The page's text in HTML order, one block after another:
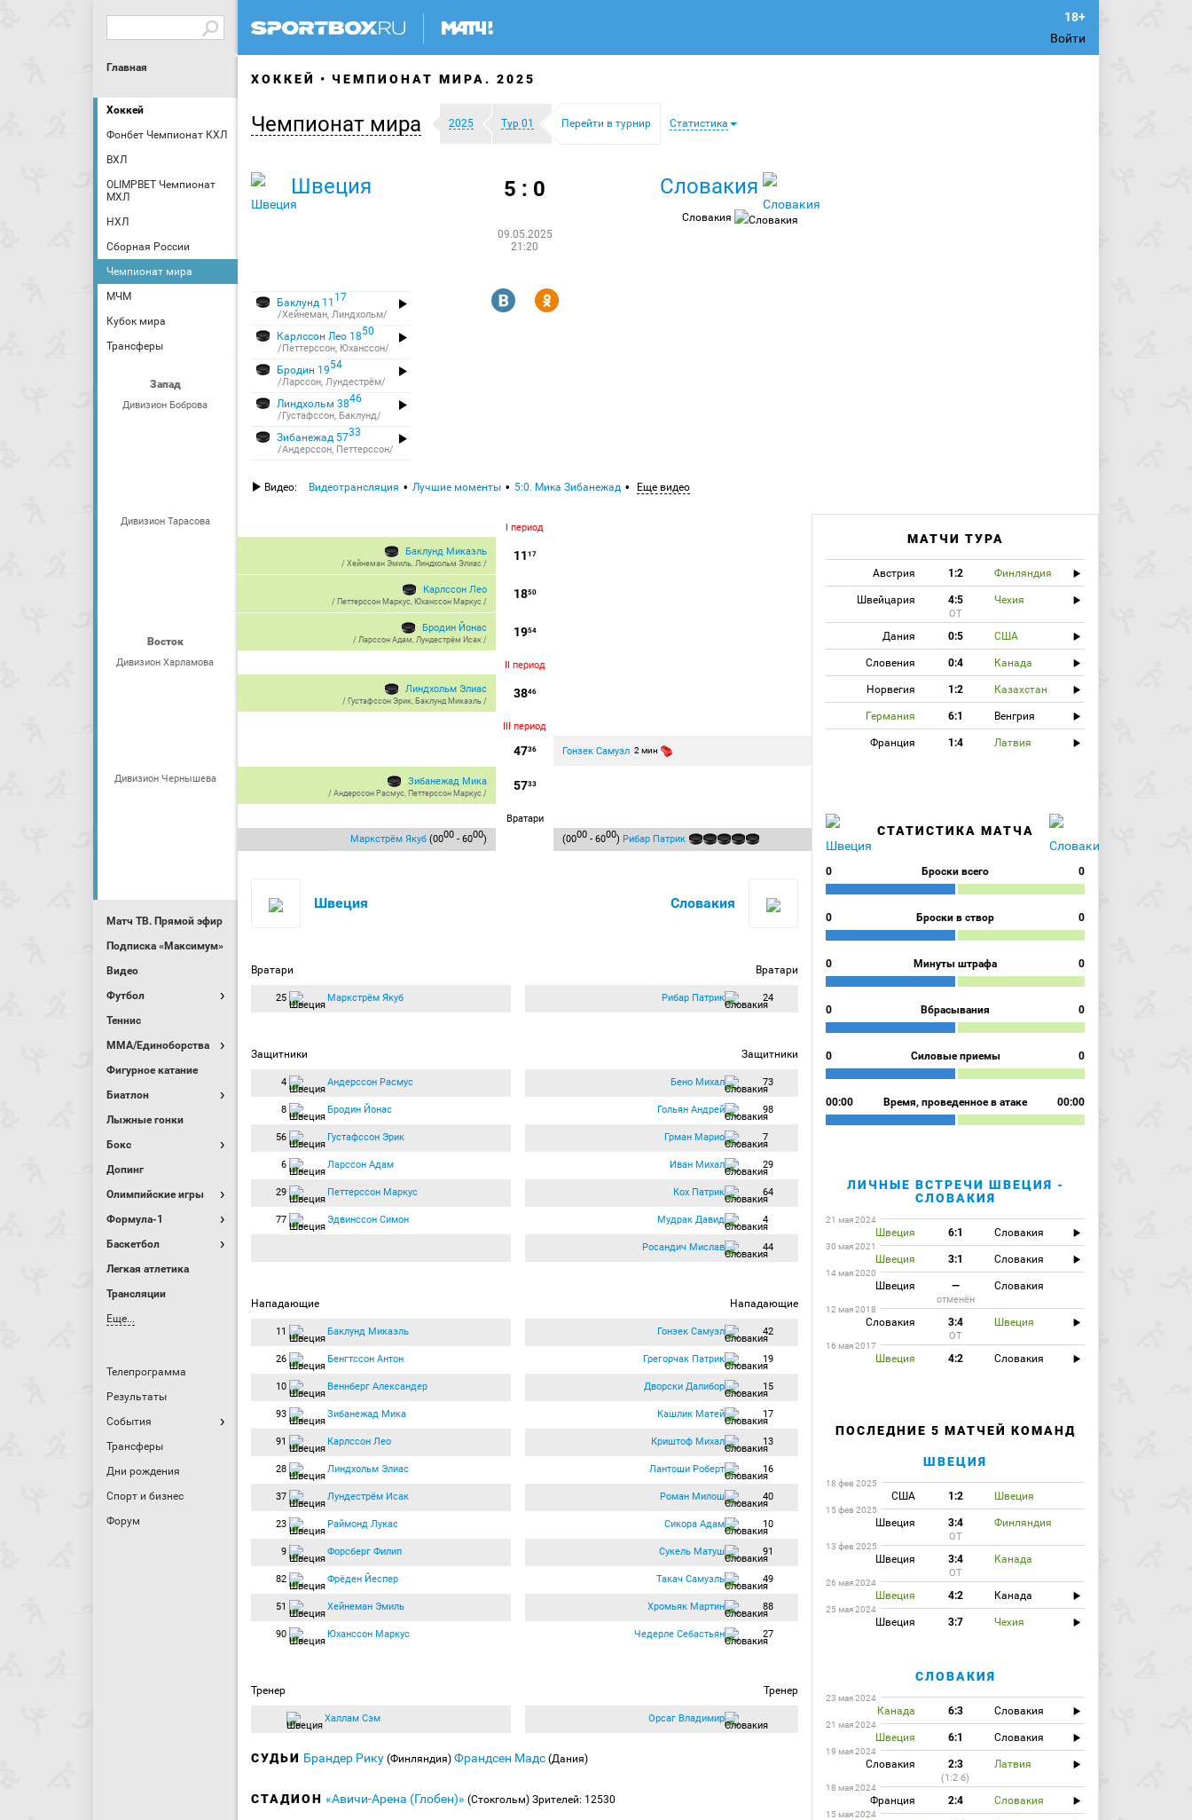
Войти
Главная
Хоккей
Фонбет Чемпионат КХЛ
ВХЛ
OLIMPBET Чемпионат
МХЛ
НХЛ
Сборная России
Чемпионат мира
МЧМ
Кубок мира
Трансферы
Запад
Дивизион Боброва
Дивизион Тарасова
Восток
Дивизион Харламова
Дивизион Чернышева
Матч ТВ. Прямой эфир
Подписка «Максимум»
Видео
Футбол
Теннис
MMA/Единоборства
Фигурное катание
Биатлон
Лыжные гонки
Бокс
Допинг
Олимпийские игры
Формула-1
Баскетбол
Легкая атлетика
Трансляции
Еще...
Телепрограмма
Результаты
События
Трансферы
Дни рождения
Спорт и бизнес
Форум
ХОККЕЙ ЧЕМПИОНАТ МИРА. 2025
Чемпионат мира 2025 Тур 01 Перейти в турнир Статистика
Швеция 5 : 0
09.05.2025
21:20
Словакия
Словакия
Баклунд 11 17
/Хейнеман, Линдхольм/
Карлссон Лео 1850
/Петтерссон, Юханссон/
Бродин 1954
/Ларссон, Лундестрём/
Линдхольм 3846
/Густафссон, Баклунд/
Зибанежад 5733
/Андерссон, Петтерссон/
R Y
Видео: Видеотрансляция Лучшие моменты 5:0. Мика Зибанежад Еще видео
I период
11 17
Баклунд Микаэль
/Хейнеман Эмиль,Линдхольм Элиас /
1850
Карлссон Лео
/ Петтерссон Маркус, Юханссон Маркус /
1954
Бродин Йонас
/Ларссон Адам,Лундестрём Исак /
II период
3846
Линдхольм Элиас
/ Густафссон Эрик, Баклунд Микаэль /
III период
4736 Гонзек Самуэл 2 мин
5733
Зибанежад Мика
/Андерссон Расмус, Петтерссон Маркус /
Вратари
Маркстрём Якуб (0000 - 6000) (0000 - 6000) Рибар Патрик
Швеция
Вратари
25 Маркстрём Якуб
Защитники
4 Андерссон Расмус
8 Бродин Йонас
56 Густафссон Эрик
6 Ларссон Адам
29 Петтерссон Маркус
77 Эдвинссон Симон
Нападающие
11 Баклунд Микаэль
26 Бенгтссон Антон
10 Веннберг Александер
93 Зибанежад Мика
91 Карлссон Лео
28 Линдхольм Элиас
37 Лундестрём Исак
23 Раймонд Лукас
9 Форсберг Филип
82 Фрёден Йеспер
51 Хейнеман Эмиль
90 Юханссон Маркус
Тренер
Халлам Сэм
Словакия
Вратари
Рибар Патрик 24
Защитники
Бено Михал 73
Гольян Андрей 98
Грман Марио 7
Иван Михал 29
Кох Патрик 64
Мудрак Давид 4
Росандич Мислав 44
Нападающие
Гонзек Самуэл 42
Грегорчак Патрик 19
Дворски Далибор 15
Кашлик Матей 17
Криштоф Михал 13
Лантоши Роберт 16
Роман Милош 40
Сикора Адам 10
Сукель Матуш 91
Такач Самуэль 49
Хромьяк Мартин 88
Чедерле Себастьян 27
Тренер
Орсаг Владимир
СУДЬИ Брандер Рику (Финляндия) Франдсен Мадс (Дания)
СТАДИОН «Авичи-Арена (Глобен)» (Стокгольм) Зрителей: 12530
МАТЧИ ТУРА
Австрия 1:2 Финляндия
Швейцария 4:5 Чехия
ОТ
Дания 0:5 США
Словения 0:4 Канада
Норвегия 1:2 Казахстан
Германия 6:1 Венгрия
Франция 1:4 Латвия
СТАТИСТИКА МАТЧА
0 Броски всего 0
0 Броски в створ 0
0 Минуты штрафа 0
0 Вбрасывания 0
0 Силовые приемы 0
00:00 Время, проведенное в атаке 00:00
ЛИЧНЫЕ ВСТРЕЧИ ШВЕЦИЯ -
СЛОВАКИЯ
21 мая 2024
Швеция 6:1 Словакия
30 мая 2021
Швеция 3:1 Словакия
14 мая 2020
Швеция — Словакия
отменён
12 мая 2018
Словакия 3:4 Швеция
ОТ
16 мая 2017
Швеция 4:2 Словакия
ПОСЛЕДНИЕ 5 МАТЧЕЙ КОМАНД
ШВЕЦИЯ
18 фев 2025
США 1:2 Швеция
15 фев 2025
Швеция 3:4 Финляндия
ОТ
13 фев 2025
Швеция 3:4 Канада
ОТ
26 мая 2024
Швеция 4:2 Канада
25 мая 2024
Швеция 3:7 Чехия
СЛОВАКИЯ
23 мая 2024
Канада 6:3 Словакия
21 мая 2024
Швеция 6:1 Словакия
19 мая 2024
Словакия 2:3 Латвия
(1:2 б)
18 мая 2024
Франция 2:4 Словакия
15 мая 2024